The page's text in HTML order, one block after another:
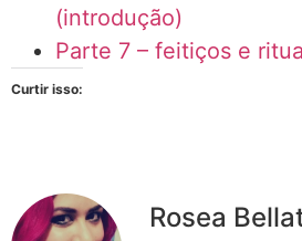
(introdução)
Parte 7 – feitiços e
Curtir isso:
Rosea